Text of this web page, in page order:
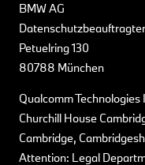
BMW AG
Datenschutzbeauftragter
Petuelring 130
80788 München
Qualcomm
Churchill House
Cambridge,
Attention: Legal